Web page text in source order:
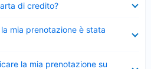
di credito?
mia prenotazione è stata
la mia prenotazione su